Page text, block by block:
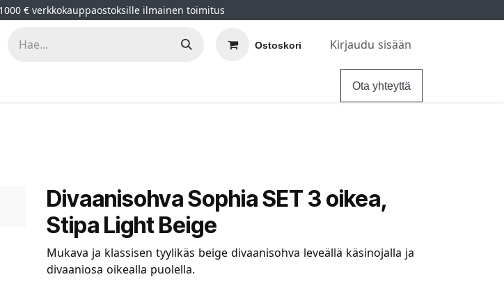
€ verkkokauppaostoksille ilmainen toimitus
Ostoskori Kirjaudu sisään
Ota yhteyttä
Divaanisohva Sophia SET 3 oikea,
Stipa Light Beige
Mukava ja klassisen tyylikäs beige divaanisohva leveällä käsinojalla ja
divaaniosa oikealla puolella.